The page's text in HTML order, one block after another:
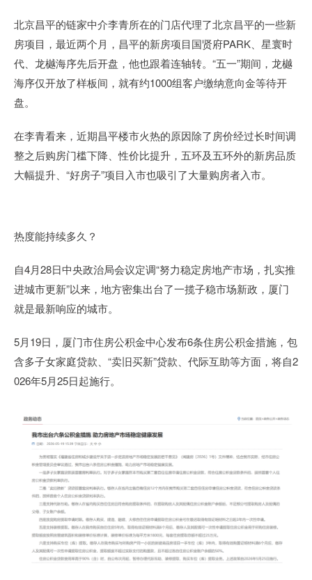
北京昌平的链家中介李青所在的门店代理了北京昌平的一些新
房项目，最近两个月，昌平的新房项目国贤府PARK、星寰时
代、龙樾海序先后开盘，他也跟着连轴转。“五一”期间，龙樾
海序仅开放了样板间，就有约1000组客户缴纳意向金等待开
盘。
在李青看来，近期昌平楼市火热的原因除了房价经过长时间调
整之后购房门槛下降、性价比提升，五环及五环外的新房品质
大幅提升、“好房子”项目入市也吸引了大量购房者入市。
热度能持续多久？
自4月28日中央政治局会议定调“努力稳定房地产市场，扎实推
进城市更新”以来，地方密集出台了一揽子稳市场新政，厦门
就是最新响应的城市。
5月19日，厦门市住房公积金中心发布6条住房公积金措施，包
含多子女家庭贷款、“卖旧买新”贷款、代际互助等方面，将自2
026年5月25日起施行。